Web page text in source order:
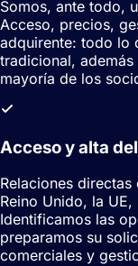
Somos, ante todo,
Acceso, precios,
adquirente: todo lo
tradicional,
mayoría de los
Acceso y alta
Relaciones
Reino Unido, la UE,
Identificamos las
preparamos su
comerciales y